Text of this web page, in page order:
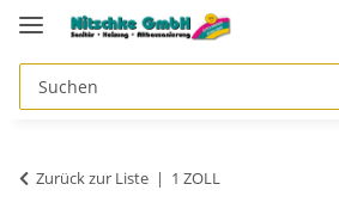
Zurück zur Liste 1 ZOLL